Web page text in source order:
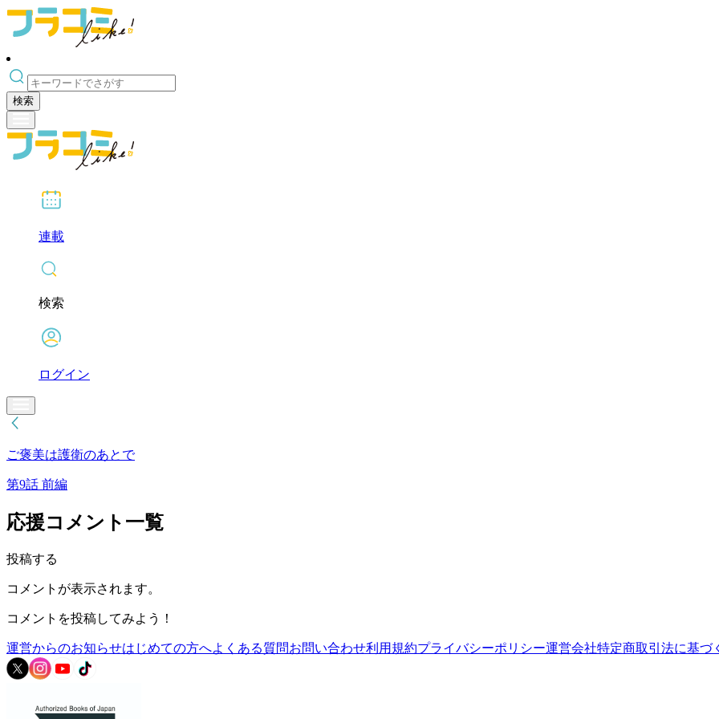
検索
連載
検索
ログイン
ご褒美は護衛のあとで
第9話 前編
応援コメント一覧
投稿する
コメントが表示されます。
コメントを投稿してみよう！
運営からのお知らせはじめての方へよくある質問お問い合わせ利用規約プライバシーポリシー運営会社特定商取引法に基づ